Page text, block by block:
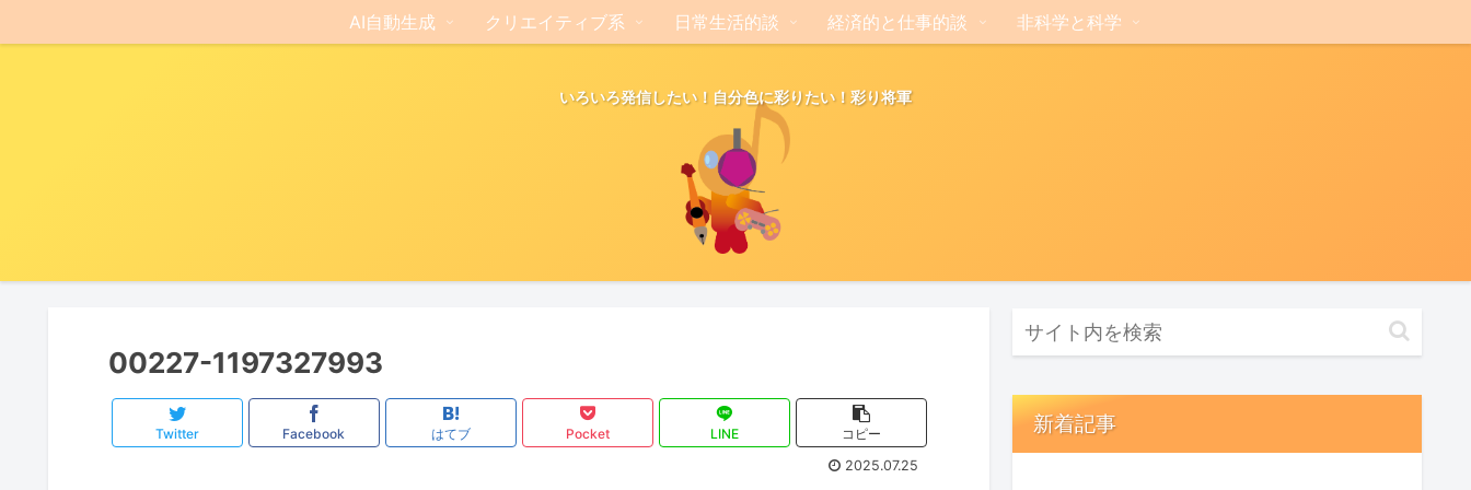
いろいろ発信したい！自分色に彩りたい！彩り将軍
AI自動生成 クリエイティブ系 日常生活的談 経済的と仕事的談 非科学と科学
00227-1197327993
Twitter Facebook はてブ Pocket LINE
コピー
2025.07.25
新着記事